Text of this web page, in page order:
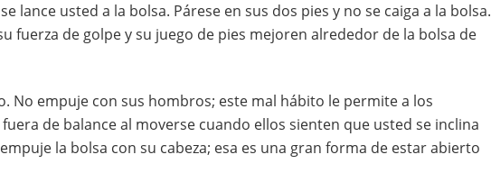
lance usted a la bolsa. Párese en sus dos pies y no se caiga a la bolsa.
fuerza de golpe y su juego de pies mejoren alrededor de la bolsa de
No empuje con sus hombros; este mal hábito le permite a los
de balance al moverse cuando ellos sienten que usted se inclina
la bolsa con su cabeza; esa es una gran forma de estar abierto